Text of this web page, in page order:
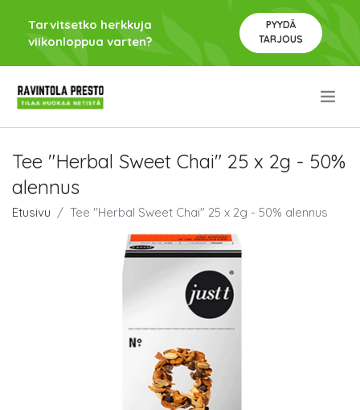
Tarvitsetko herkkuja
viikonloppua varten?
PYYDÄ
TARJOUS
Tee "Herbal Sweet Chai" 25 x 2g - 50%
alennus
Etusivu Tee "Herbal Sweet Chai" 25 x 2g - 50% alennus